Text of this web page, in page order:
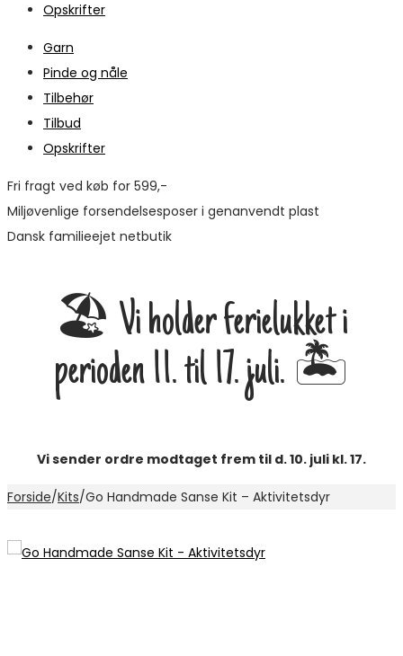
Opskrifter
Garn
Pinde og nåle
Tilbehør
Tilbud
Opskrifter
Fri fragt ved køb for 599,-
Miljøvenlige forsendelsesposer i genanvendt plast
Dansk familieejet netbutik
🏖️ Vi holder ferielukket i
perioden 11. til 17. juli. 🏝️
Vi sender ordre modtaget frem til d. 10. juli kl. 17.
Forside/Kits/Go Handmade Sanse Kit – Aktivitetsdyr